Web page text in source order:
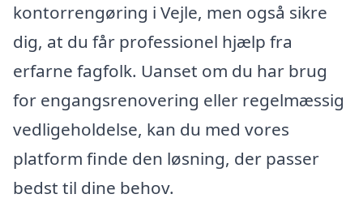
kontorrengøring i Vejle, men også sikre
dig, at du får professionel hjælp fra
erfarne fagfolk. Uanset om du har brug
for engangsrenovering eller regelmæssig
vedligeholdelse, kan du med vores
platform finde den løsning, der passer
bedst til dine behov.